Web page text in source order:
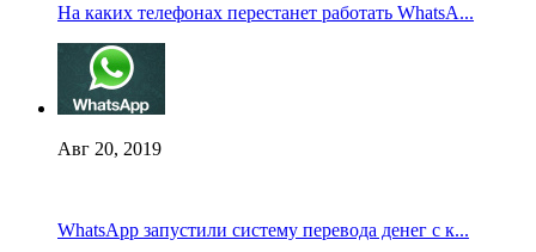
На каких телефонах перестанет работать WhatsA...
Авг 20, 2019
WhatsApp запустили систему перевода денег с к...